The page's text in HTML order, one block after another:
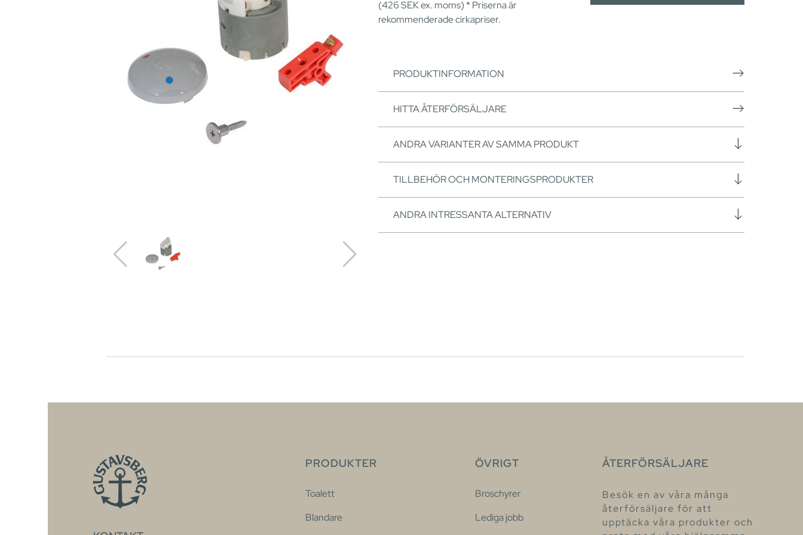
(426SEKex. moms) * Priserna är
rekommenderade cirkapriser.
PRODUKTINFORMATION
HITTA ÅTERFÖRSÄLJARE
ANDRA VARIANTER AV SAMMA PRODUKT
TILLBEHÖR OCH MONTERINGSPRODUKTER
ANDRA INTRESSANTA ALTERNATIV
PRODUKTER
Toalett
Blandare
ÖVRIGT
Broschyrer
Lediga jobb
ÅTERFÖRSÄLJARE
Besök en av våra många
återförsäljare för att
upptäcka våra produkter och